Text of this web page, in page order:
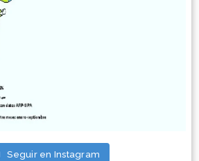
Seguir en Instagram